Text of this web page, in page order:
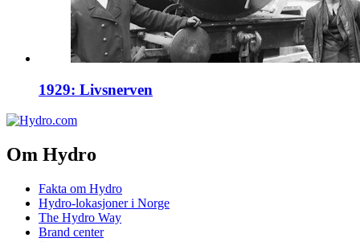
1929: Livsnerven
Om Hydro
Fakta om Hydro
Hydro-lokasjoner i Norge
The Hydro Way
Brand center